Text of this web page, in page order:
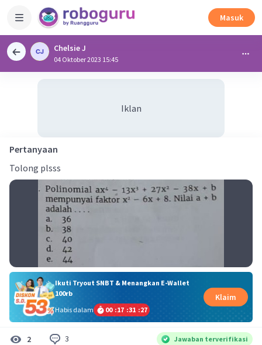
Masuk
Chelsie J
04 Oktober 2023 15:45
Iklan
Pertanyaan
Tolong plsss
Ikuti Tryout SNBT & Menangkan E-Wallet
100rb
Habis dalam
00 :17 :31 :27
Klaim
2 3 Jawaban terverifikasi